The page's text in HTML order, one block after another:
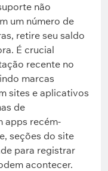
não
um número de
retire seu saldo
É crucial
recente no
marcas
sites e aplicativos
de
apps recém-
seções do site
para registrar
acontecer.